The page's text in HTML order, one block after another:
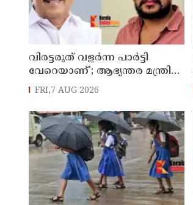
വിരട്ടരുത് വളര്‍ന്ന പാര്‍ട്ടി
വേറെയാണ്'; ആഭ്യന്തര മന്ത്രി
രമേശ് ചെന്നിത്തലയെ
വെല്ലുവിളിച്ച് അര്‍ജുന്‍ ആയങ്കി
FRI,7 AUG 2026